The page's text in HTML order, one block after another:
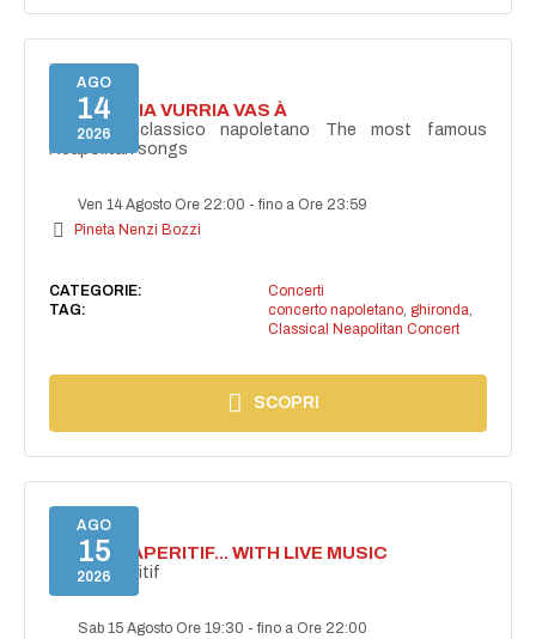
AGO
14
2026
I'TE VURRIA VURRIA VAS À
Concerto classico napoletano The most famous
Neapolitan songs
Ven 14 Agosto Ore 22:00 -fino a Ore 23:59
Pineta Nenzi Bozzi
CATEGORIE:
Concerti
TAG:
concerto napoletano, ghironda,
Classical Neapolitan Concert
SCOPRI
AGO
15
2026
SECRET APERITIF... WITH LIVE MUSIC
Secret aperitif
Sab 15 Agosto Ore 19:30 -fino a Ore 22:00